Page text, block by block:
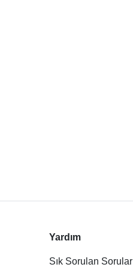
Yardım
Sık Sorulan Sorular